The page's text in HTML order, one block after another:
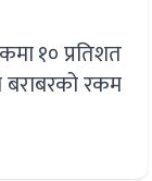
१० प्रतिशत
रकम